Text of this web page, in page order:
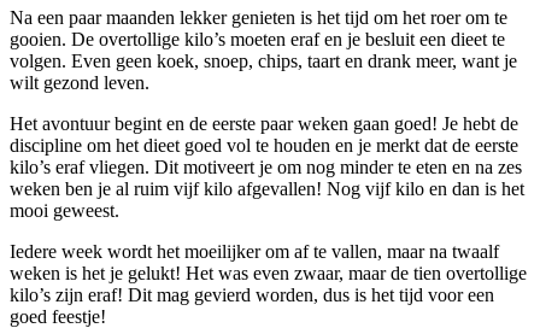
Na een paar maanden lekker genieten is het tijd om het roer om te
gooien. De overtollige kilo’s moeten eraf en je besluit een dieet te
volgen. Even geen koek, snoep, chips, taart en drank meer, want je
wilt gezond leven.
Het avontuur begint en de eerste paar weken gaan goed! Je hebt de
discipline om het dieet goed vol te houden en je merkt dat de eerste
kilo’s eraf vliegen. Dit motiveert je om nog minder te eten en na zes
weken ben je al ruim vijf kilo afgevallen! Nog vijf kilo en dan is het
mooi geweest.
Iedere week wordt het moeilijker om af te vallen, maar na twaalf
weken is het je gelukt! Het was even zwaar, maar de tien overtollige
kilo’s zijn eraf! Dit mag gevierd worden, dus is het tijd voor een
goed feestje!